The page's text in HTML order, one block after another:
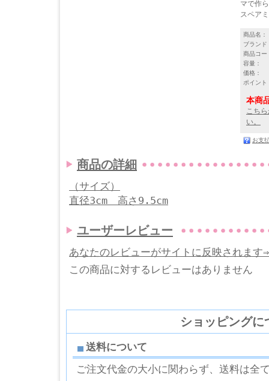
マで作
スペア
商品名：
ブランド
商品コー
容量：
価格：
ポイント
本商
こち
い。
お支
商品の詳細
（サイズ）
直径3cm 高さ9.5cm
ユーザーレビュー
あなたのレビューがサイトに反映されま
この商品に対するレビューはありません
ショッピングに
送料について
ご注文代金の大小に関わらず、送料は全